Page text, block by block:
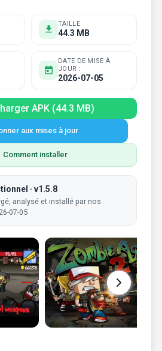
TAILLE
44.3 MB
DATE DE MISE À
JOUR :
2026-07-05
APK (44.3 MB)
aux mises à jour
Comment installer
· v1.5.8
analysé et installé par nos
07-05